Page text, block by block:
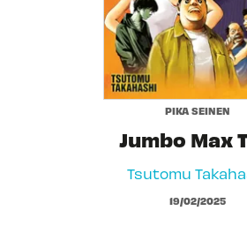
PIKA SEINEN
Jumbo Max
Tsutomu
19/02/2025